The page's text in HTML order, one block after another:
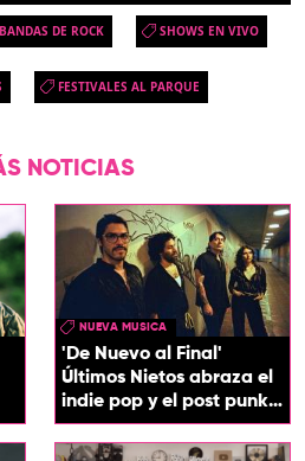
BANDAS DE ROCK SHOWS EN VIVO
FESTIVALES AL PARQUE
NOTICIAS
NUEVA MUSICA
'De Nuevo al Final'
Últimos Nietos abraza el
indie pop y el post punk
en su nuevo EP